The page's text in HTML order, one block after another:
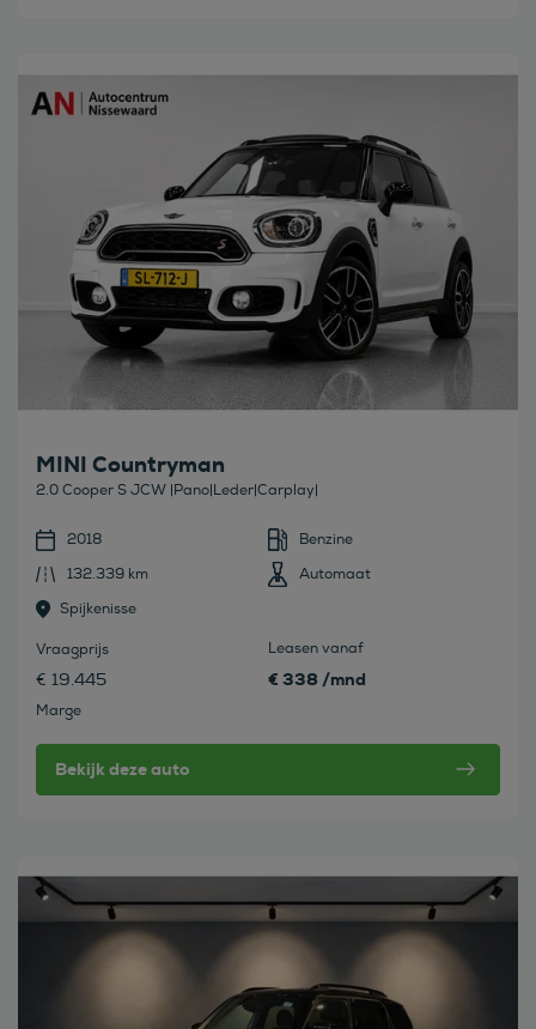
Bekijk deze auto
MINI Countryman
2.0 Cooper S JCW |Pano|Leder|Carplay|
2018
Benzine
132.339 km
Automaat
Spijkenisse
Vraagprijs
€ 19.445
Marge
Leasen vanaf
€ 338 /mnd
Bekijk deze auto
Bekijk deze auto